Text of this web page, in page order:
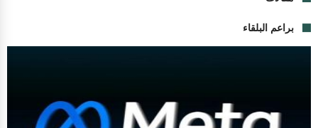
براعم البلقاء